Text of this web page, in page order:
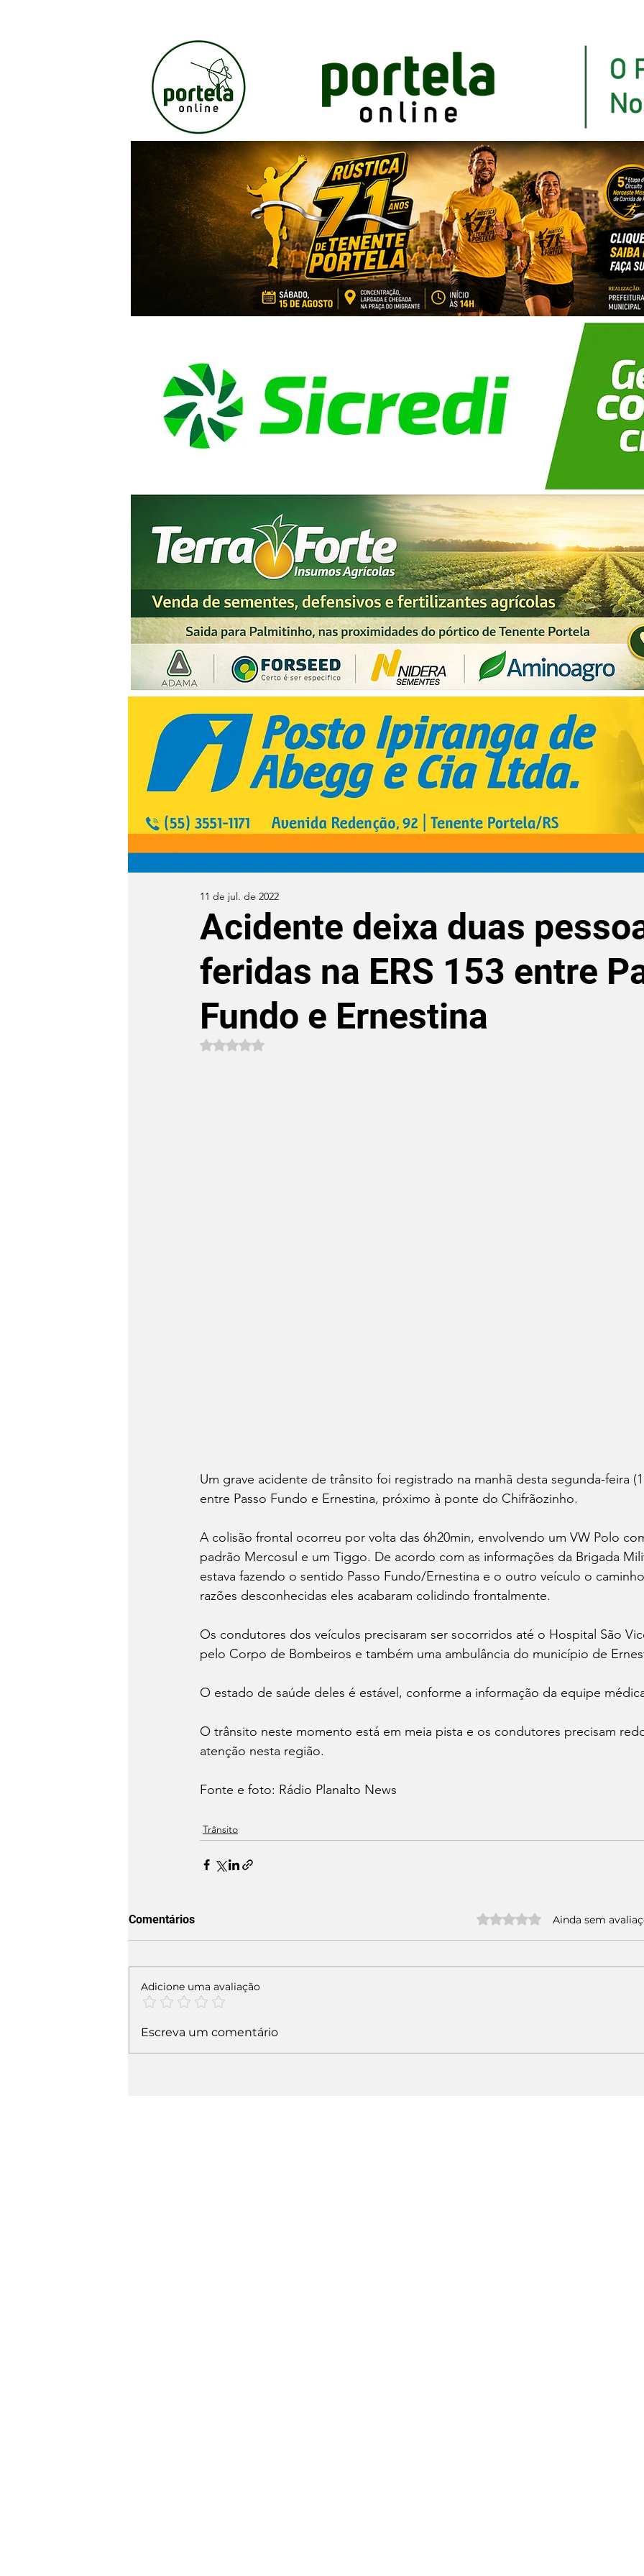
Acidente deixa duas
feridas na ERS 153 entre
Fundo e Ernestina
11 de jul. de 2022
Avaliado com NaN de 5 estrelas.
Um grave acidente de trânsito foi registrado na manhã desta segunda-feira
entre Passo Fundo e Ernestina, próximo à ponte do Chifrãozinho.
A colisão frontal ocorreu por volta das 6h20min, envolvendo um VW Polo
padrão Mercosul e um Tiggo. De acordo com as informações da Brigada
estava fazendo o sentido Passo Fundo/Ernestina e o outro veículo o
razões desconhecidas eles acabaram colidindo frontalmente.
Os condutores dos veículos precisaram ser socorridos até o Hospital São
pelo Corpo de Bombeiros e também uma ambulância do município de
O estado de saúde deles é estável, conforme a informação da equipe
O trânsito neste momento está em meia pista e os condutores precisam
atenção nesta região.
Fonte e foto: Rádio Planalto News
Trânsito
Comentários Avaliado com 0 de 5 estrelas.
Ainda sem
Adicione uma avaliação
Escreva um comentário